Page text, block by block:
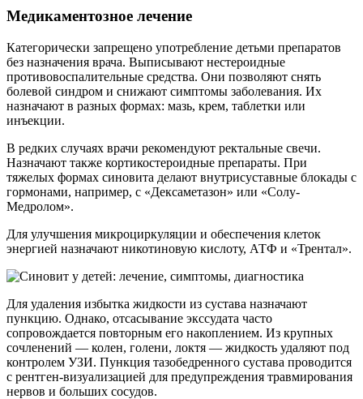
Медикаментозное лечение
Категорически запрещено употребление детьми препаратов
без назначения врача. Выписывают нестероидные
противовоспалительные средства. Они позволяют снять
болевой синдром и снижают симптомы заболевания. Их
назначают в разных формах: мазь, крем, таблетки или
инъекции.
В редких случаях врачи рекомендуют ректальные свечи.
Назначают также кортикостероидные препараты. При
тяжелых формах синовита делают внутрисуставные блокады с
гормонами, например, с «Дексаметазон» или «Солу-
Медролом».
Для улучшения микроциркуляции и обеспечения клеток
энергией назначают никотиновую кислоту, АТФ и «Трентал».
Для удаления избытка жидкости из сустава назначают
пункцию. Однако, отсасывание экссудата часто
сопровождается повторным его накоплением. Из крупных
сочленений — колен, голени, локтя — жидкость удаляют под
контролем УЗИ. Пункция тазобедренного сустава проводится
с рентген-визуализацией для предупреждения травмирования
нервов и больших сосудов.